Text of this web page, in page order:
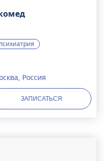
психиатрия
Россия
ЗАПИСАТЬСЯ